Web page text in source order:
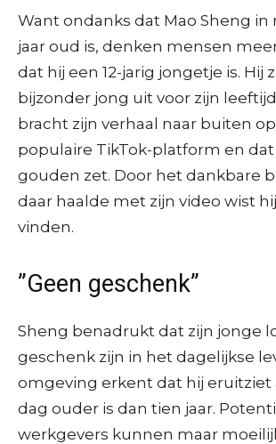
Want ondanks dat Mao Sheng in
jaar oud is, denken mensen
dat hij een 12-jarig jongetje is. Hij
bijzonder jong uit voor zijn
bracht zijn verhaal naar buiten
populaire TikTok-platform en
gouden zet. Door het dankbare
daar haalde met zijn video wist
vinden.
”Geen geschenk”
Sheng benadrukt dat zijn jonge
geschenk zijn in het dagelijkse
omgeving erkent dat hij eruitziet
dag ouder is dan tien jaar.
werkgevers kunnen maar